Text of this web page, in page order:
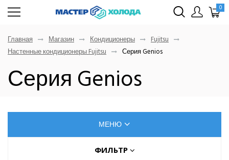
0
Главная Магазин Кондиционеры
Fujitsu
Настенные кондиционеры Fujitsu
Серия Genios
Серия Genios
МЕНЮ
ФИЛЬТР